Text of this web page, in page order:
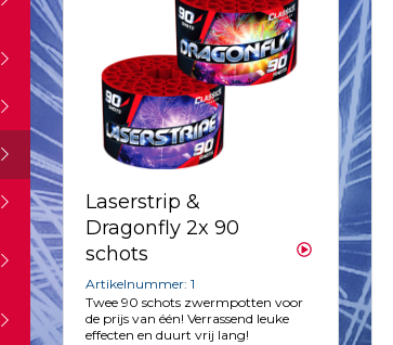
Laserstrip &
Dragonfly 2x 90
schots
Artikelnummer: 1
Twee 90 schots zwermpotten voor
de prijs van één! Verrassend leuke
effecten en duurt vrij lang!